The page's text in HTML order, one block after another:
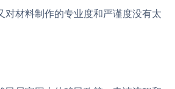
材料制作的专业度和严谨度没有太